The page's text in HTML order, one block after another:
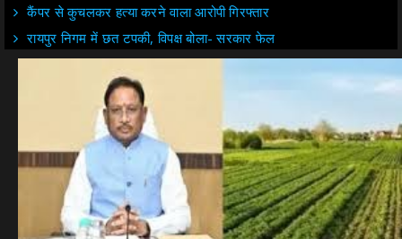
कैंपर से कुचलकर हत्या करने वाला आरोपी गिरफ्तार
रायपुर निगम में छत टपकी, विपक्ष बोला- सरकार फेल